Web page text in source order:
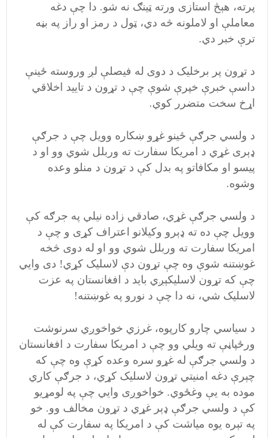
پرته، هېڅ استازی ورته ټینګ نه شو. دا چې دغه
معاملې او لاملونه څه دي، ټول د رمز او راز په بڼه
ترې خبر دي.
د تړون پر برخليک د دوی له فيصلې لږ وروسته ځينې
داسې خبرې خپرې شوې چې د تړون د تاييد اخلاقي
اړخ سخت متضرر کوي.
د ولسي جرګې ځينو غړو ښکاره وويل چې د جرګې
ډېری غړي د امريکا سفارت ته وربلل شوي وو او د
پيسو او مکافاتو په بدل کې د تړون د منلو وعده
وشوه.
د ولسي جرګې غړي، صادقي زاده نيلي په جرګه کې
وويل چې ده ته ډېرو وکيلانو اعتراف کړی و چې د
امريکا سفارت ته وربلل شوي وو او له دوی څخه
غوښتنه شوې وه چې تړون دې لاسليک کړي! دی وايي
چې که تړون لاسليکېږي بايد د افغانستان په عزت
لاسليک شي، نه دا چې د نورو په غوښتنه!
د سياسي چارو کارپوه، غرزي خواخوږي سرنوشت
ورځپاڼې ته ويلي وو چې د امريکا سفارت د افغانستان
د ولسي جرګې له غړو سره وعده کړې وه چې که
چېرې دغه امنيتي تړون لاسليک کړي، د جرګې کاري
موده به يې وغځوي. خواخوږی وايي چې په لومړيو
کې د ولسي جرګې ډېر غړي د تړون مخالف وو. خو
په تېره يوه مياشت کې د امريکا په سفارت کې له